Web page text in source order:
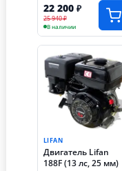
22 200 ₽
25 940 ₽
В наличии
LIFAN
Двигатель Lifan
188F (13 лс, 25 мм)